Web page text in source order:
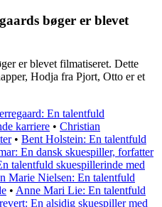
bøger er blevet
er blevet filmatiseret. Dette
Hodja fra Pjort, Otto er et
En talentfuld
karriere • Christian
• Bent Holstein: En talentfuld
En dansk skuespiller, forfatter
talentfuld skuespillerinde med
Marie Nielsen: En talentfuld
• Anne Mari Lie: En talentfuld
En alsidig skuespiller med